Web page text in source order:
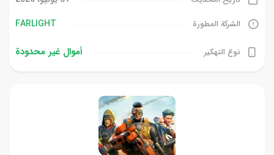
الشركة المطورة FARLIGHT‏
نوع التهكير أموال غیر محدودة